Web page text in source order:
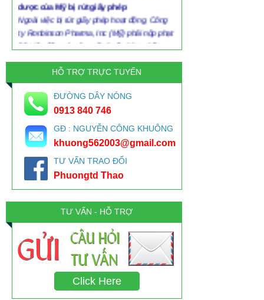
Ngoài việc bị rút giấy phép hoạt động, Công
ty Ronbinson Pharma, Inc (Mỹ) phải nộp phạt
80 triệu đồng vì sản xuất thuốc kém chất
lượng, trong đó có nhiều lô glucosamine
HOANG MANG VỚI VỎ THUỐC-GELATINE
Gelatin có trong mô liên kết, xương, da của
động vật và là sản phẩm được sản xuất từ da
heo, da bò. Từ da heo, bò, collagen được
thủy phân hóa một phần để biến thành
gelatin. Như vậy để bào chế thuốc là viên
nang phải có vỏ nang được chế tạo từ nguyên
liệu là gelatin. Và gelatin dùng trong ngành
dược sản xuất thuốc phải là gelatin dược
dụng.
Kem đánh răng nào ở VN có chất gây ung
thư triclosan?
Khảo sát của Kiến Thức về các sản phẩm
kem đánh răng hiện nay: đều ghi rõ thành
phần, không ghi hàm lượng. Câu hỏi đặt ra:
chất triclosan gây ung thư chiếm tỉ lệ bao
HỖ TRỢ TRỰC TUYẾN
ĐƯỜNG DÂY NÓNG
0913 840 746
GĐ : NGUYỄN CÔNG KHUÔNG
khuong562003@gmail.com
TƯ VẤN TRAO ĐỔI
Phuongtd Thao
TƯ VẤN - HỖ TRỢ
Click Here